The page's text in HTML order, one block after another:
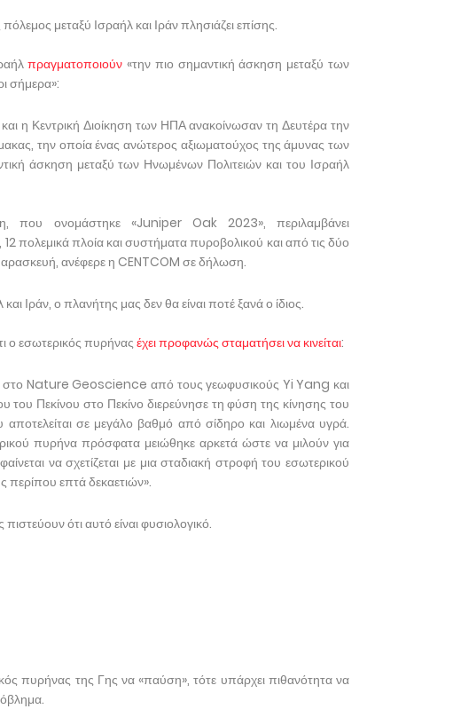
μεταξύ Ισραήλ και Ιράν πλησιάζει επίσης.
πραγματοποιούν «την πιο σημαντική άσκηση μεταξύ των
σήμερα»:
και η Κεντρική Διοίκηση των ΗΠΑ ανακοίνωσαν τη Δευτέρα την
την οποία ένας ανώτερος αξιωματούχος της άμυνας των
άσκηση μεταξύ των Ηνωμένων Πολιτειών και του Ισραήλ
που ονομάστηκε «Juniper Oak 2023», περιλαμβάνει
πολεμικά πλοία και συστήματα πυροβολικού και από τις δύο
ανέφερε η CENTCOM σε δήλωση.
Ιράν, ο πλανήτης μας δεν θα είναι ποτέ ξανά ο ίδιος.
ο εσωτερικός πυρήναςέχει προφανώς σταματήσει να κινείται:
στο Nature Geoscience από τους γεωφυσικούς Yi Yang και
Πεκίνου στο Πεκίνο διερεύνησε τη φύση της κίνησης του
σε μεγάλο βαθμό από σίδηρο και λιωμένα υγρά.
πυρήνα πρόσφατα μειώθηκε αρκετά ώστε να μιλούν για
να σχετίζεται με μια σταδιακή στροφή του εσωτερικού
επτά δεκαετιών».
ότι αυτό είναι φυσιολογικό.
πυρήνας της Γης να «παύση», τότε υπάρχει πιθανότητα να